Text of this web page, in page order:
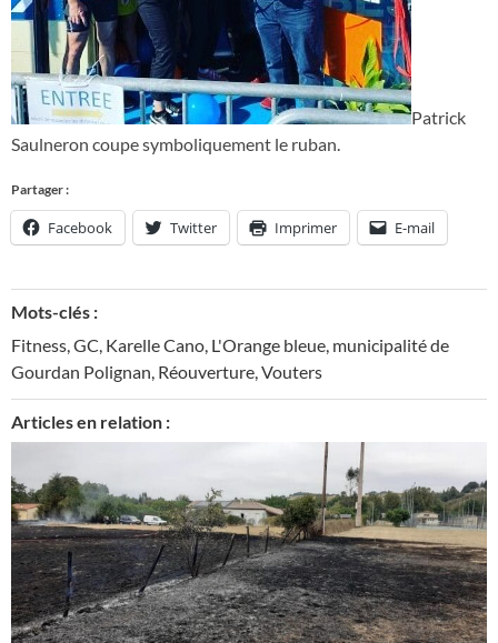
Patrick
Saulneron coupe symboliquement le ruban.
Partager :
Facebook Twitter Imprimer E-mail
Mots-clés :
Fitness GC Karelle Cano L'Orange bleue municipalité de
Gourdan Polignan Réouverture Vouters
Articles en relation :